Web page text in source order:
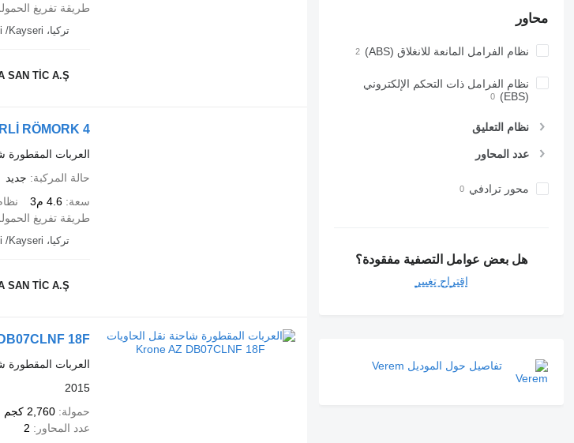
محاور
نظام الفرامل المانعة للانغلاق (ABS)
نظام الفرامل ذات التحكم الإلكتروني
(EBS)
نظام التعليق
عدد المحاور
محور ترادفي
هل بعض عوامل التصفية مفقودة؟
اقتراح تغيير
تفاصيل حول الموديل Verem
طريقة تفريغ
تركيا، Develi /Kayseri
SAN TİC A.Ş
4 TEKERLİ RÖMORK
العربات المقطورة
حالة المركبة
جديد
سعة 4.6 م3
طريقة تفريغ
تركيا، Develi /Kayseri
SAN TİC A.Ş
18F
العربات المقطورة
2015
حمولة 2,760 كجم
عدد المحاور
2